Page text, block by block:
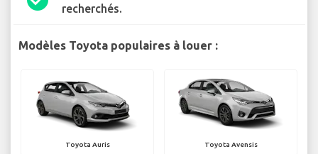
recherchés.
Modèles Toyota populaires à louer :
Toyota Auris Toyota Avensis